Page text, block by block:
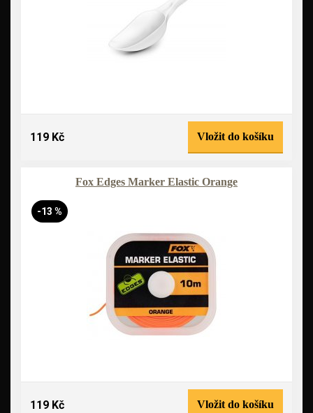
119 Kč Vložit do košíku
Fox Edges Marker Elastic Orange
-13 %
119 Kč Vložit do košíku